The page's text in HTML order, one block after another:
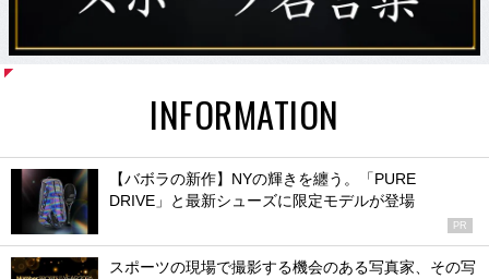
INFORMATION
【バボラの新作】NYの輝きを纏う。「PURE
DRIVE」と最新シューズに限定モデルが登場
PR
スポーツの現場で撮影する機会のある写真家、その写